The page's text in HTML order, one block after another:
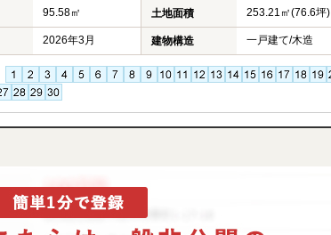
95.58㎡ 土地面積 253.21㎡(76.6坪)
2026年3月 建物構造 一戸建て/木造